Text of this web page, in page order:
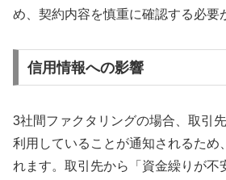
め、契約内容を慎重に確認する必要
信用情報への影響
3社間ファクタリングの場合、取引
利用していることが通知されるため
れます。取引先から「資金繰りが不